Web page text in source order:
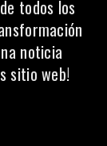
todos los
noticia
sitio web!